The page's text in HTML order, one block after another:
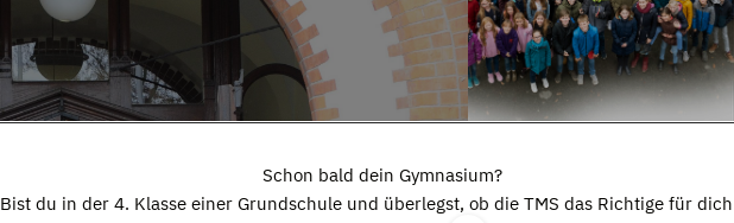
eigentlichen Inhalt zuzugreifen, klicken Sie auf die Schaltfläche unten.
Bitte beachten Sie, dass dabei Daten an Drittanbieter weitergegeben
werden.
Schon bald dein Gymnasium?
Bist du in der 4. Klasse einer Grundschule und überlegst, ob die TMS das Richtige für